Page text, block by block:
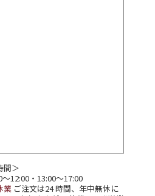
間＞
12:00・13:00～17:00
業 ご注文は24 時間、年中無休に